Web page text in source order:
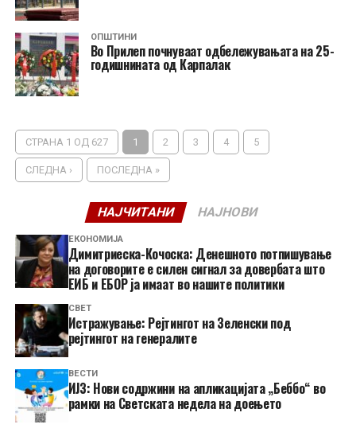
ОПШТИНИ
Во Прилеп почнуваат одбележувањата на 25-
годишнината од Карпалак
СТРАНА 1 ОД 627 1 2 3 4 5
СЛЕДНА › ПОСЛЕДНА »
НАЈЧИТАНИ НАЈНОВИ
ЕКОНОМИЈА
Димитриеска-Кочоска: Денешното потпишување
на договорите е силен сигнал за довербата што
ЕИБ и ЕБОР ја имаат во нашите политики
СВЕТ
Истражување: Рејтингот на Зеленски под
рејтингот на генералите
ВЕСТИ
ИЈЗ: Нови содржини на апликацијата „Беббо“ во
рамки на Светската недела на доењето